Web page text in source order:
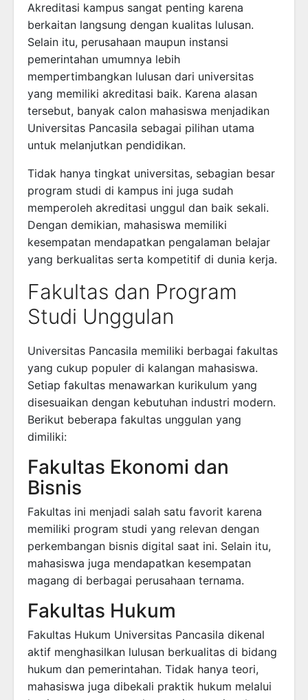
Akreditasi kampus sangat penting karena
berkaitan langsung dengan kualitas lulusan.
Selain itu, perusahaan maupun instansi
pemerintahan umumnya lebih
mempertimbangkan lulusan dari universitas
yang memiliki akreditasi baik. Karena alasan
tersebut, banyak calon mahasiswa menjadikan
Universitas Pancasila sebagai pilihan utama
untuk melanjutkan pendidikan.
Tidak hanya tingkat universitas, sebagian besar
program studi di kampus ini juga sudah
memperoleh akreditasi unggul dan baik sekali.
Dengan demikian, mahasiswa memiliki
kesempatan mendapatkan pengalaman belajar
yang berkualitas serta kompetitif di dunia kerja.
Fakultas dan Program
Studi Unggulan
Universitas Pancasila memiliki berbagai fakultas
yang cukup populer di kalangan mahasiswa.
Setiap fakultas menawarkan kurikulum yang
disesuaikan dengan kebutuhan industri modern.
Berikut beberapa fakultas unggulan yang
dimiliki:
Fakultas Ekonomi dan
Bisnis
Fakultas ini menjadi salah satu favorit karena
memiliki program studi yang relevan dengan
perkembangan bisnis digital saat ini. Selain itu,
mahasiswa juga mendapatkan kesempatan
magang di berbagai perusahaan ternama.
Fakultas Hukum
Fakultas Hukum Universitas Pancasila dikenal
aktif menghasilkan lulusan berkualitas di bidang
hukum dan pemerintahan. Tidak hanya teori,
mahasiswa juga dibekali praktik hukum melalui